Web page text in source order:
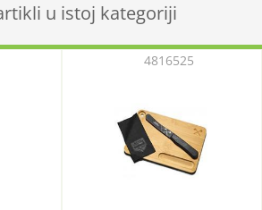
u istoj kategoriji
4816525